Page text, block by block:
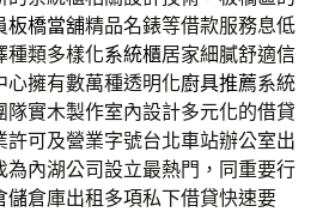
板橋當舖精品名錶等借款服務息低
種類多樣化系統櫃居家細膩舒適信
心擁有數萬種透明化廚具推薦系統
實木製作室內設計多元化的借貸
許可及營業字號台北車站辦公室出
為內湖公司設立最熱門，同重要行
儲倉庫出租多項私下借貸快速要